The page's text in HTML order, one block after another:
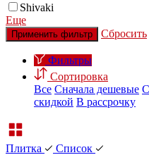
Shivaki
Еще
Применить фильтр Сбросить
Фильтры
Сортировка
Все Сначала дешевые
скидкой В рассрочку
Плитка
Список